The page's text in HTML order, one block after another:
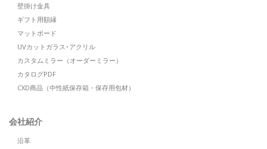
壁掛け金具
ギフト用額縁
マットボード
UVカットガラス･アクリル
カスタムミラー（オーダーミラー）
カタログPDF
CXD商品（中性紙保存箱・保存用包材）
会社紹介
沿革